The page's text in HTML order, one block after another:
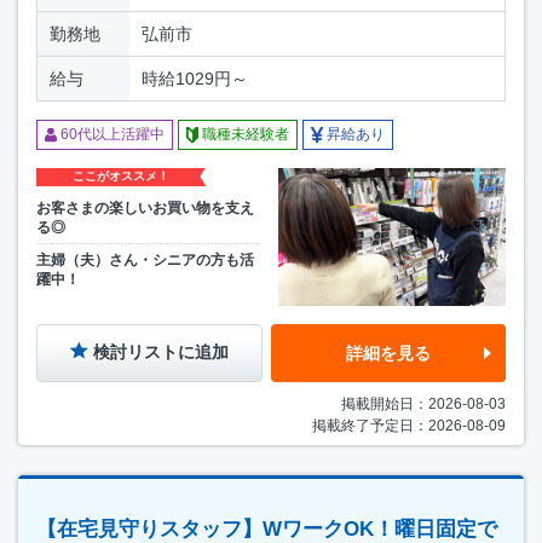
勤務地 弘前市
給与 時給1029円～
60代以上活躍中 職種未経験者 昇給あり
ここがオススメ！
お客さまの楽しいお買い物を支え
る◎
主婦（夫）さん・シニアの方も活
躍中！
検討リストに追加 詳細を見る
掲載開始日：2026-08-03
掲載終了予定日：2026-08-09
【在宅見守りスタッフ】WワークOK！曜日固定で